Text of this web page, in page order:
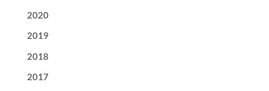
2020
2019
2018
2017